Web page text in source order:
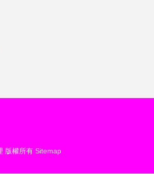
版權所有 Sitemap